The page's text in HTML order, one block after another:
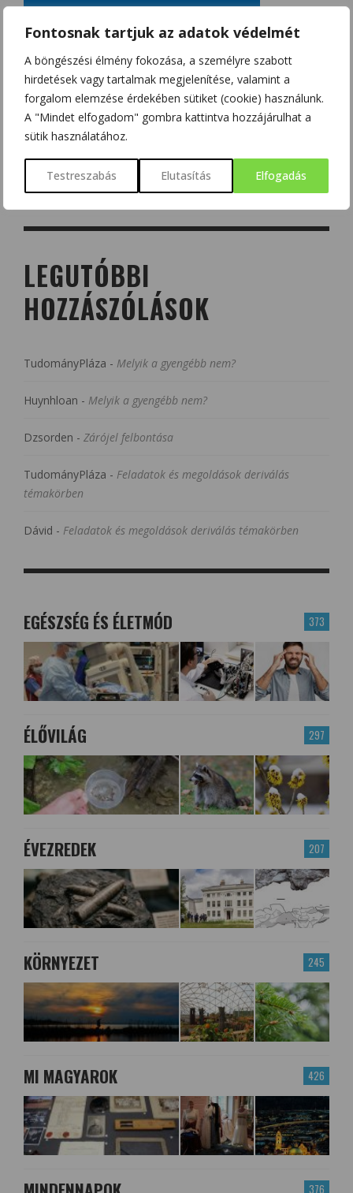
Fontosnak tartjuk az adatok védelmét
A böngészési élmény fokozása, a személyre szabott
hirdetések vagy tartalmak megjelenítése, valamint a
forgalom elemzése érdekében sütiket (cookie) használunk.
A "Mindet elfogadom" gombra kattintva hozzájárulhat a
sütik használatához.
Testreszabás Elutasítás Elfogadás
LEGUTÓBBI
HOZZÁSZÓLÁSOK
TudományPláza - Melyik a gyengébb nem?
Huynhloan - Melyik a gyengébb nem?
Dzsorden - Zárójel felbontása
TudományPláza - Feladatok és megoldások deriválás
témakörben
Dávid - Feladatok és megoldások deriválás témakörben
373
EGÉSZSÉG ÉS ÉLETMÓD
297
ÉLŐVILÁG
207
ÉVEZREDEK
245
KÖRNYEZET
426
MI MAGYAROK
376